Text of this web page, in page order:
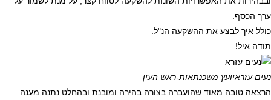
ערך הכסף.
כולל איך לבצע את ההשקעה הנ"ל.
תודה איל!
נעים עזראיועץ משכנתאות-ראש העין
הרצאה טובה מאוד שהועברה בצורה בהירה ומובנת ובהחלט נתנה מענה